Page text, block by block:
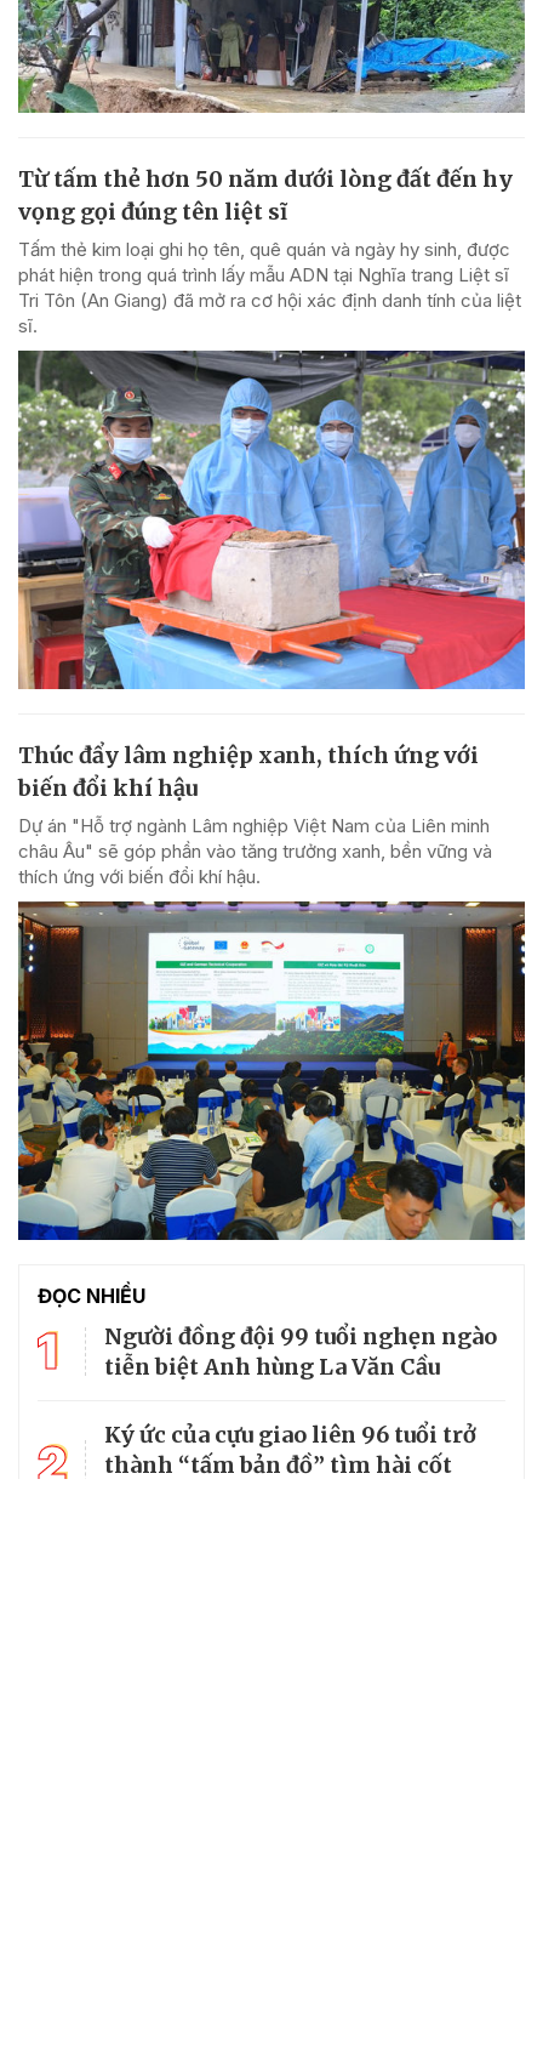
Từ tấm thẻ hơn 50 năm dưới lòng đất đến hy
vọng gọi đúng tên liệt sĩ
Tấm thẻ kim loại ghi họ tên, quê quán và ngày hy sinh, được
phát hiện trong quá trình lấy mẫu ADN tại Nghĩa trang Liệt sĩ
Tri Tôn (An Giang) đã mở ra cơ hội xác định danh tính của liệt
sĩ.
Thúc đẩy lâm nghiệp xanh, thích ứng với
biến đổi khí hậu
Dự án "Hỗ trợ ngành Lâm nghiệp Việt Nam của Liên minh
châu Âu" sẽ góp phần vào tăng trưởng xanh, bền vững và
thích ứng với biến đổi khí hậu.
ĐỌC NHIỀU
1
Người đồng đội 99 tuổi nghẹn ngào
tiễn biệt Anh hùng La Văn Cầu
2
Ký ức của cựu giao liên 96 tuổi trở
thành “tấm bản đồ” tìm hài cốt